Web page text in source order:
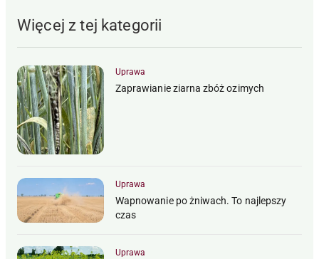
Więcej z tej kategorii
Uprawa
Zaprawianie ziarna zbóż ozimych
Uprawa
Wapnowanie po żniwach. To najlepszy
czas
Uprawa